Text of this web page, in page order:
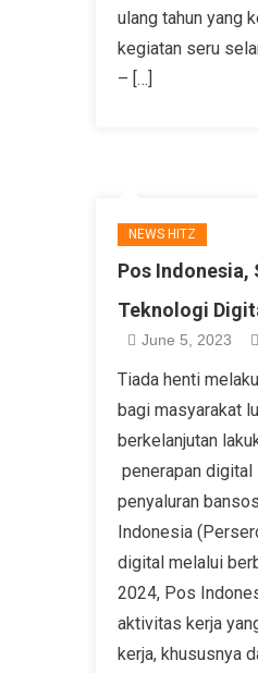
ulang tahun yang
kegiatan seru
– […]
NEWS HITZ
Pos Indonesia,
Teknologi
June 5, 2023
Tiada henti
bagi masyarakat
berkelanjutan
penerapan digital
penyaluran
Indonesia
digital melalui
2024, Pos
aktivitas kerja
kerja, khususnya